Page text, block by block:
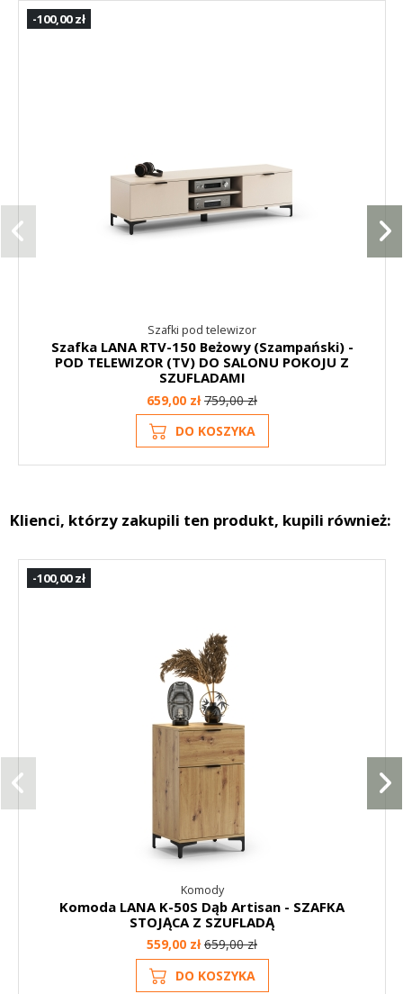
-100,00 zł
Szafki pod telewizor
Szafka LANA RTV-150 Beżowy (Szampański) -
POD TELEWIZOR (TV) DO SALONU POKOJU Z
SZUFLADAMI
659,00 zł759,00 zł
DO KOSZYKA
Klienci, którzy zakupili ten produkt, kupili również:
-100,00 zł
Komody
Komoda LANA K-50S Dąb Artisan - SZAFKA
STOJĄCA Z SZUFLADĄ
559,00 zł659,00 zł
DO KOSZYKA